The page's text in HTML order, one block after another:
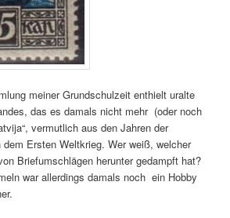
meiner Grundschulzeit enthielt uralte
das es damals nicht mehr (oder noch
vermutlich aus den Jahren der
dem Ersten Weltkrieg. Wer weiß, welcher
Briefumschlägen herunter gedampft hat?
war allerdings damals noch ein Hobby